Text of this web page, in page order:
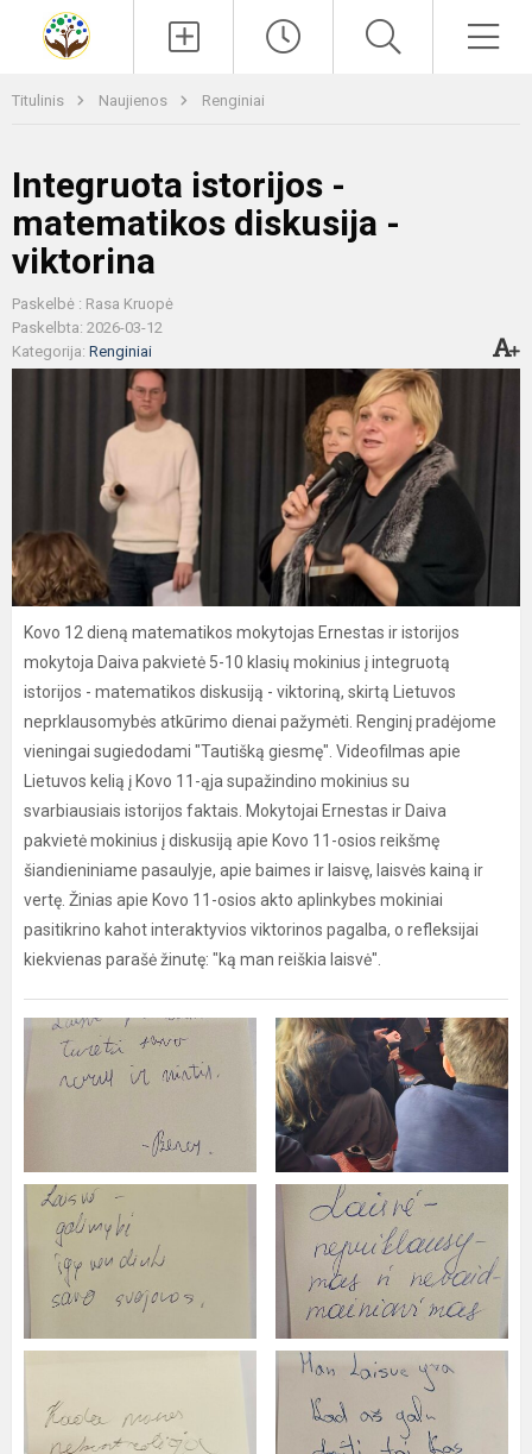
Titulinis Naujienos Renginiai
Integruota istorijos -
matematikos diskusija -
viktorina
Paskelbė : Rasa Kruopė
Paskelbta: 2026-03-12
Kategorija: Renginiai
Kovo 12 dieną matematikos mokytojas Ernestas ir istorijos
mokytoja Daiva pakvietė 5-10 klasių mokinius į integruotą
istorijos - matematikos diskusiją - viktoriną, skirtą Lietuvos
neprklausomybės atkūrimo dienai pažymėti. Renginį pradėjome
vieningai sugiedodami "Tautišką giesmę". Videofilmas apie
Lietuvos kelią į Kovo 11-ąja supažindino mokinius su
svarbiausiais istorijos faktais. Mokytojai Ernestas ir Daiva
pakvietė mokinius į diskusiją apie Kovo 11-osios reikšmę
šiandieniniame pasaulyje, apie baimes ir laisvę, laisvės kainą ir
vertę. Žinias apie Kovo 11-osios akto aplinkybes mokiniai
pasitikrino kahot interaktyvios viktorinos pagalba, o refleksijai
kiekvienas parašė žinutę: "ką man reiškia laisvė".